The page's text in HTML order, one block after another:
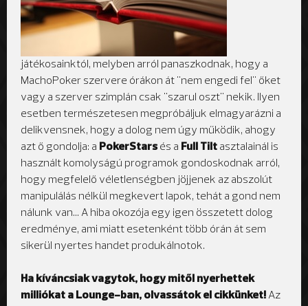
játékosainktól, melyben arról panaszkodnak, hogy a
MachoPoker szervere órákon át "nem engedi fel" őket
vagy a szerver szimplán csak "szarul oszt" nekik. Ilyen
esetben természetesen megpróbáljuk elmagyarázni a
delikvensnek, hogy a dolog nem úgy működik, ahogy
azt ő gondolja: a PokerStars és a Full Tilt asztalainál is
használt komolyságú programok gondoskodnak arról,
hogy megfelelő véletlenségben jöjjenek az abszolút
manipulálás nélkül megkevert lapok, tehát a gond nem
nálunk van... A hiba okozója egy igen összetett dolog
eredménye, ami miatt esetenként több órán át sem
sikerül nyertes handet produkálnotok.
Ha kíváncsiak vagytok, hogy mitől nyerhettek
milliókat a Lounge-ban, olvassátok el cikkünket! Az